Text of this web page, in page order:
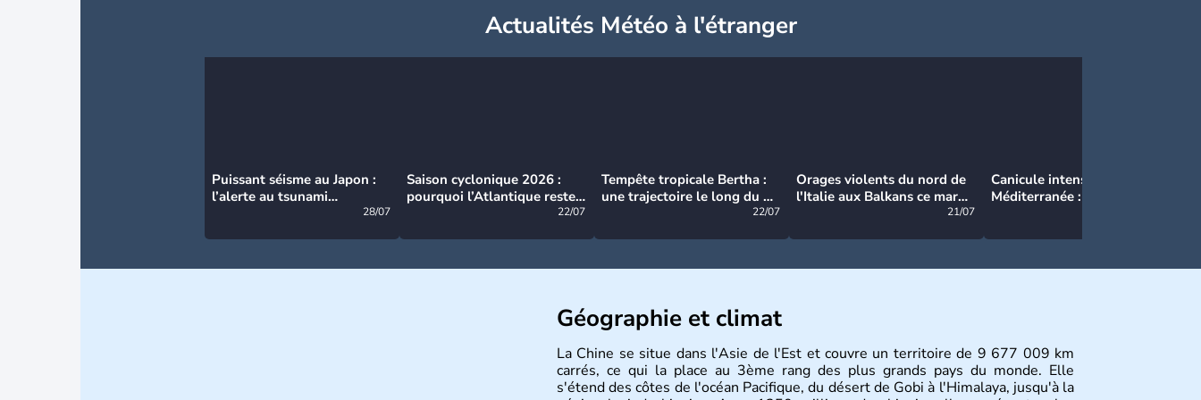
Actualités Météo à l'étranger
Puissant séisme au Japon :
l’alerte au tsunami
28/07
Saison cyclonique 2026 :
pourquoi l’Atlantique reste
22/07
Tempête tropicale Bertha :
une trajectoire le long du du
22/07
Orages violents du nord de
l'Italie aux Balkans ce mardi
21/07
Canicule intense en
Méditerranée : près de 50°C
Géographie et climat
La Chine se situe dans l'Asie de l'Est et couvre un territoire de 9 677 009 km
carrés, ce qui la place au 3ème rang des plus grands pays du monde. Elle
s'étend des côtes de l'océan Pacifique, du désert de Gobi à l'Himalaya, jusqu'à la